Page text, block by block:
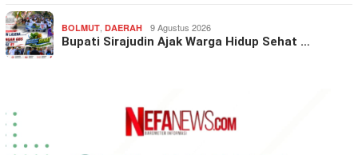
BOLMUT DAERAH 9 Agustus 2026
Bupati Sirajudin Ajak Warga Hidup Sehat …